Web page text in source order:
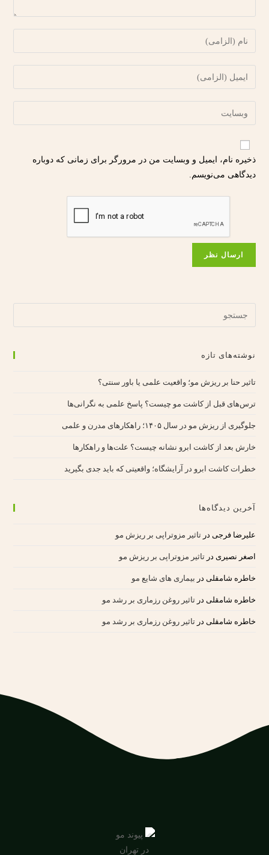
ذخیره نام، ایمیل و وبسایت من در مرورگر برای زمانی که دوباره
دیدگاهی می‌نویسم.
نوشته‌های تازه
تاثیر حنا بر ریزش مو؛ واقعیت علمی یا باور سنتی؟
ترس‌های قبل از کاشت مو چیست؟ پاسخ علمی به نگرانی‌ها
جلوگیری از ریزش مو در سال ۱۴۰۵؛ راهکارهای مدرن و علمی
خارش بعد از کاشت ابرو نشانه چیست؟ علت‌ها و راهکارها
خطرات کاشت ابرو در آرایشگاه؛ واقعیتی که باید جدی بگیرید
آخرین دیدگاه‌ها
علیرضا فرجی درتاثیر مزوتراپی بر ریزش مو
اصغر نصیری درتاثیر مزوتراپی بر ریزش مو
خاطره شامقلی در بیماری های شایع مو
خاطره شامقلی درتاثیر روغن رزماری بر رشد مو
خاطره شامقلی درتاثیر روغن رزماری بر رشد مو